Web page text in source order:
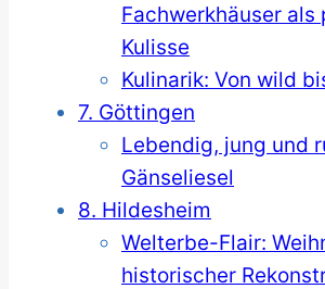
Fachwerkhäuser als
Kulisse
Kulinarik: Von wild
7. Göttingen
Lebendig, jung und
Gänseliesel
8. Hildesheim
Welterbe-Flair:
historischer